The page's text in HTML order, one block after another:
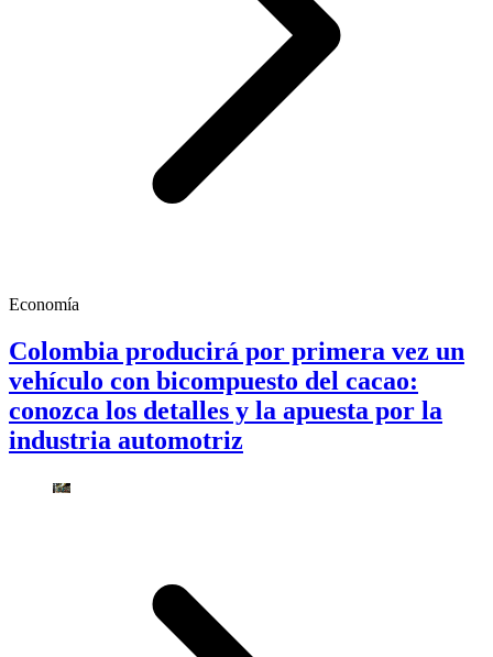
Economía
Colombia producirá por primera vez un
vehículo con bicompuesto del cacao:
conozca los detalles y la apuesta por la
industria automotriz